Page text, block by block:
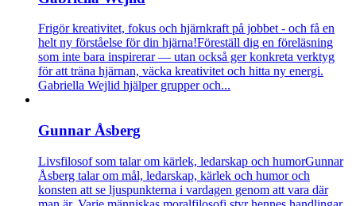
Frigör kreativitet, fokus och hjärnkraft på jobbet - och få en
helt ny förståelse för din hjärna!Föreställ dig en föreläsning
som inte bara inspirerar — utan också ger konkreta verktyg
för att träna hjärnan, väcka kreativitet och hitta ny energi.
Gabriella Wejlid hjälper grupper och...
Gunnar Åsberg
Livsfilosof som talar om kärlek, ledarskap och humorGunnar
Åsberg talar om mål, ledarskap, kärlek och humor och
konsten att se ljuspunkterna i vardagen genom att vara där